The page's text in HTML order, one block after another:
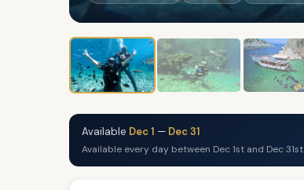
Available Dec 1 — Dec 31
Available every day between Dec 1st and Dec 31st